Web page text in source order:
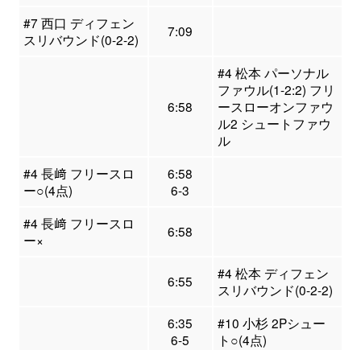
#7 西口 ディフェン
スリバウンド(0-2-2)
7:09
6:58
#4 松本 パーソナル
ファウル(1-2:2) フリ
ースローオンファウ
ル2 シュートファウ
ル
#4 長﨑 フリースロ
ー○(4点)
6:58
6-3
#4 長﨑 フリースロ
ー×
6:58
6:55
#4 松本 ディフェン
スリバウンド(0-2-2)
6:35
6-5
#10 小杉 2Pシュー
ト○(4点)